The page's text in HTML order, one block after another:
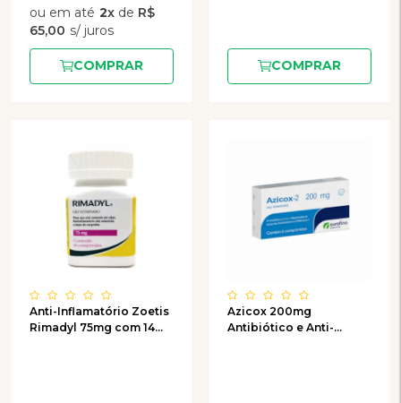
2x de R$
65,00
COMPRAR COMPRAR
Anti-Inflamatório Zoetis
Rimadyl 75mg com 14
Azicox 200mg
Antibiótico e Anti-